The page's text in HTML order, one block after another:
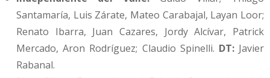
Santamaría, Luis Zárate, Mateo Carabajal, Layan Loor;
Renato Ibarra, Juan Cazares, Jordy Alcívar, Patrick
Mercado, Aron Rodríguez; Claudio Spinelli. DT:Javier
Rabanal.